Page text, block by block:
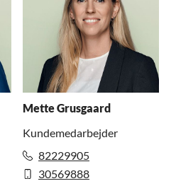
Mette Grusgaard
Kundemedarbejder
82229905
30569888